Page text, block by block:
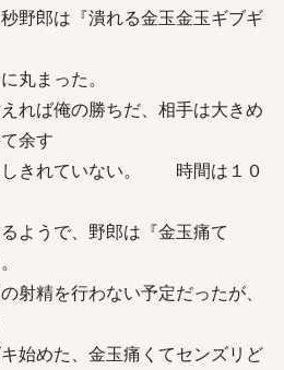
野郎は『潰れる金玉金玉ギブギ
丸まった。
れば俺の勝ちだ、相手は大きめ
余す
しきれていない。 時間は１０
ようで、野郎は『金玉痛て
射精を行わない予定だったが、
始めた、金玉痛くてセンズリど